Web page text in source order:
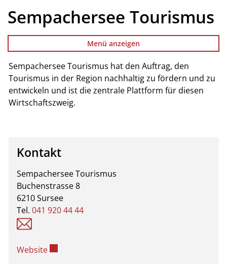
Sempachersee Tourismus
Menü anzeigen
Sempachersee Tourismus hat den Auftrag, den
Tourismus in der Region nachhaltig zu fördern und zu
entwickeln und ist die zentrale Plattform für diesen
Wirtschaftszweig.
Kontakt
Sempachersee Tourismus
Buchenstrasse 8
6210 Sursee
Tel. 041 920 44 44
info@sempachersee-tourismus.ch
WebsiteExterner Link wird in einem neuen Fenster
Zugehörige Objekte